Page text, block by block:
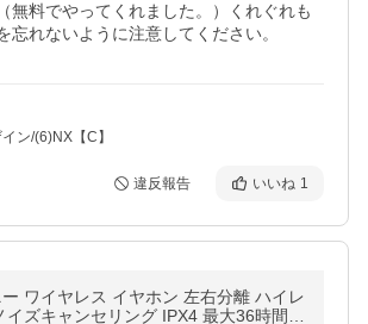
無料でやってくれました。）くれぐれも
忘れないように注意してください。
ン/(6)NX【C】
違反報告 いいね 1
ー ワイヤレス イヤホン 左右分離 ハイレ
イズキャンセリング IPX4 最大36時間 U